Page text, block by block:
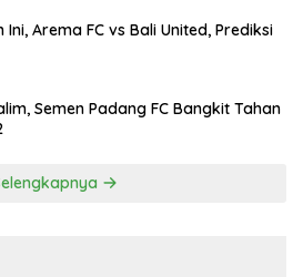
Ini, Arema FC vs Bali United, Prediksi
Semen Padang FC Bangkit Tahan